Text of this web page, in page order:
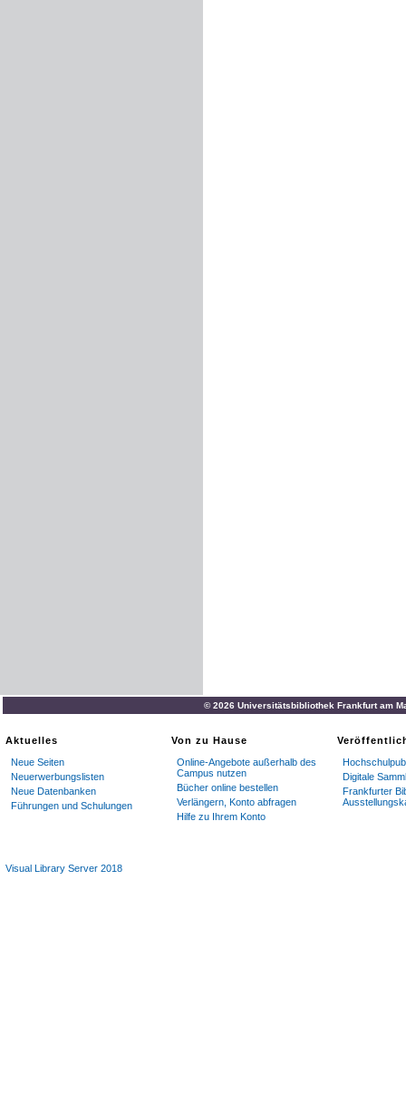
© 2026 Universitätsbibliothek Frankfurt am
Aktuelles
Neue Seiten
Neuerwerbungslisten
Neue Datenbanken
Führungen und Schulungen
Von zu Hause
Online-Angebote außerhalb des
Campus nutzen
Bücher online bestellen
Verlängern, Konto abfragen
Hilfe zu Ihrem Konto
Digitale
Frankfurter
Visual Library Server 2018